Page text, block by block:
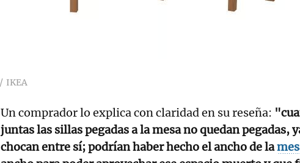
IKEA
Un comprador lo explica con claridad en su reseña:
juntas las sillas pegadas a la mesa no quedan pegadas,
chocan entre sí; podrían haber hecho el ancho de la